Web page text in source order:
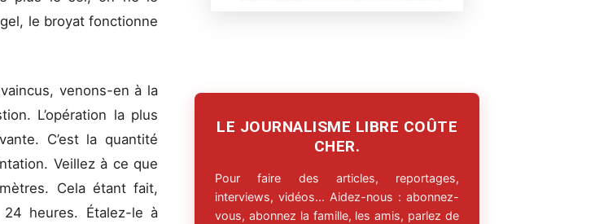
le broyat fonctionne
venons-en à la
L’opération la plus
C’est la quantité
Veillez à ce que
Cela étant fait,
heures. Étalez-le à
LE JOURNALISME LIBRE COÛTE
CHER.
Pour faire des articles, reportages,
interviews, vidéos… Aidez-nous : abonnez-
vous, abonnez la famille, les amis, parlez de